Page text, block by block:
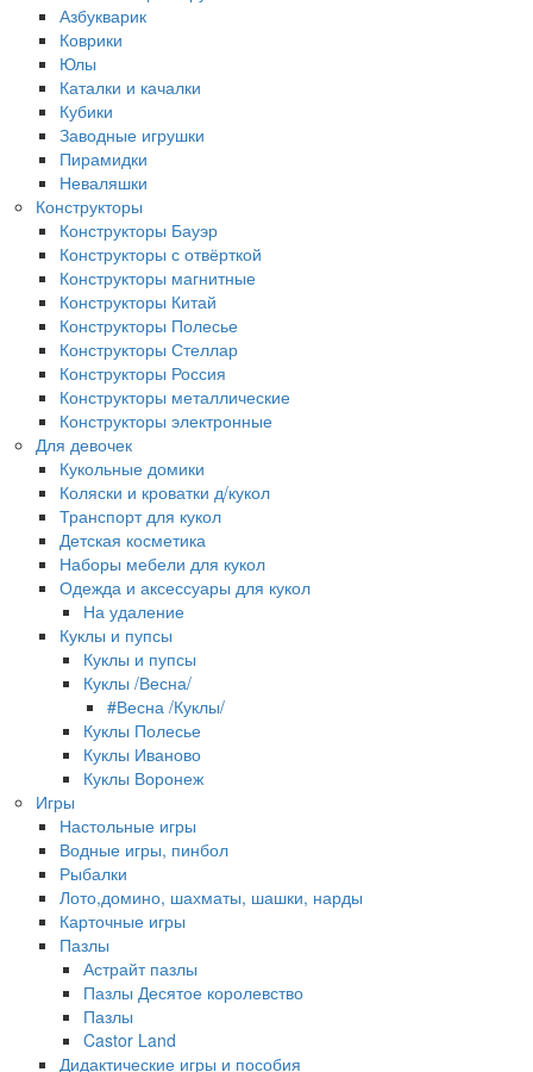
Азбукварик
Коврики
Юлы
Каталки и качалки
Кубики
Заводные игрушки
Пирамидки
Неваляшки
Конструкторы
Конструкторы Бауэр
Конструкторы с отвёрткой
Конструкторы магнитные
Конструкторы Китай
Конструкторы Полесье
Конструкторы Стеллар
Конструкторы Россия
Конструкторы металлические
Конструкторы электронные
Для девочек
Кукольные домики
Коляски и кроватки д/кукол
Транспорт для кукол
Детская косметика
Наборы мебели для кукол
Одежда и аксессуары для кукол
На удаление
Куклы и пупсы
Куклы и пупсы
Куклы /Весна/
#Весна /Куклы/
Куклы Полесье
Куклы Иваново
Куклы Воронеж
Игры
Настольные игры
Водные игры, пинбол
Рыбалки
Лото,домино, шахматы, шашки, нарды
Карточные игры
Пазлы
Астрайт пазлы
Пазлы Десятое королевство
Пазлы
Castor Land
Дидактические игры и пособия